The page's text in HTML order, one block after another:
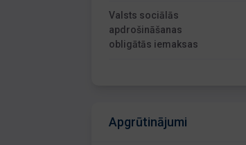
Valsts sociālās
apdrošināšanas
obligātās iemaksas
Apgrūtinājumi